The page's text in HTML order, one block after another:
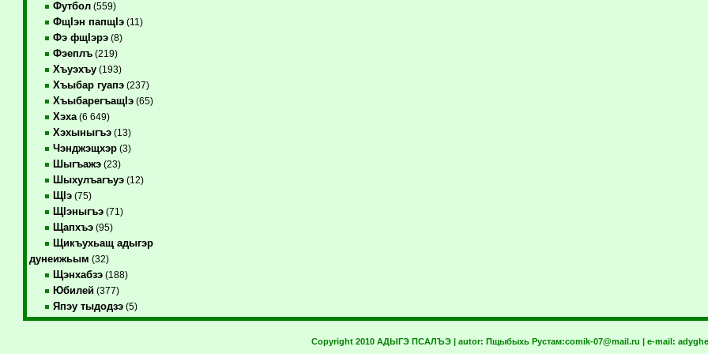
Футбол(559)
ФщIэн папщIэ(11)
Фэ фщIэрэ(8)
Фэеплъ(219)
Хъуэхъу(193)
Хъыбар гуапэ(237)
ХъыбарегъащIэ(65)
Хэха(6 649)
Хэхыныгъэ(13)
Чэнджэщхэр(3)
Шыгъажэ(23)
Шыхулъагъуэ(12)
ЩIэ(75)
ЩIэныгъэ(71)
Щапхъэ(95)
Щикъухьащ адыгэр
дунеижьым (32)
Щэнхабзэ(188)
Юбилей(377)
Япэу тыдодзэ(5)
Copyright 2010 АДЫГЭ ПСАЛЪЭ | autor: Пщыбыхь Рустам:comik-07@mail.ru | e-mail: